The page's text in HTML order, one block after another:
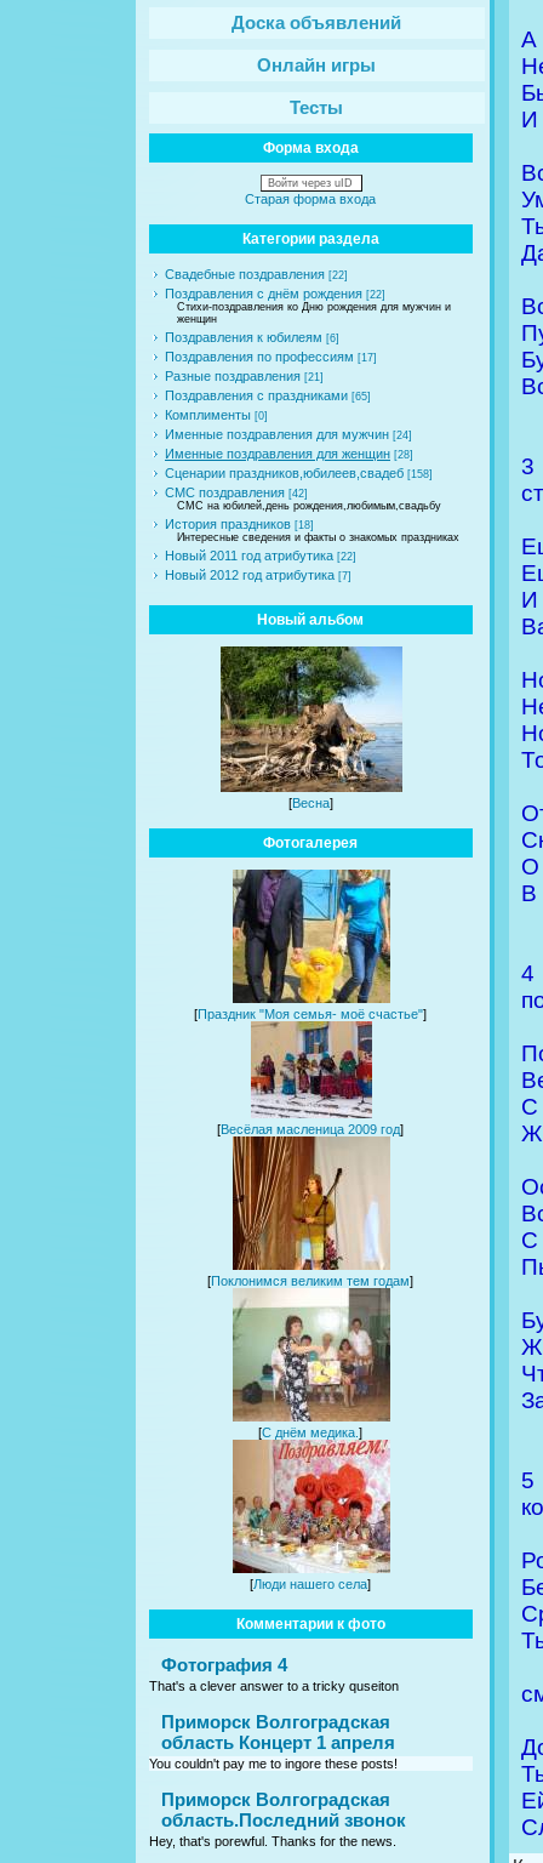
Доска объявлений
Онлайн игры
Тесты
Форма входа
Войти через uID
Старая форма входа
Категории раздела
Свадебные поздравления [22]
Поздравления с днём рождения [22]
Стихи-поздравления ко Дню рождения для мужчин и
женщин
Поздравления к юбилеям [6]
Поздравления по профессиям [17]
Разные поздравления [21]
Поздравления с праздниками [65]
Комплименты [0]
Именные поздравления для мужчин [24]
Именные поздравления для женщин [28]
Сценарии праздников,юбилеев,свадеб [158]
СМС поздравления [42]
СМС на юбилей,день рождения,любимым,свадьбу
История праздников [18]
Интересные сведения и факты о знакомых праздниках
Новый 2011 год атрибутика [22]
Новый 2012 год атрибутика [7]
Новый альбом
[Весна]
Фотогалерея
[Праздник "Моя семья- моё счастье"]
[Весёлая масленица 2009 год]
[Поклонимся великим тем годам]
[С днём медика.]
[Люди нашего села]
Комментарии к фото
Фотография 4
That's a clever answer to a tricky quseiton
Приморск Волгоградская
область Концерт 1 апреля
You couldn't pay me to ingore these posts!
Приморск Волгоградская
область.Последний звонок
Hey, that's porewful. Thanks for the news.
А
И
3
И
О
В
4
С
С
5